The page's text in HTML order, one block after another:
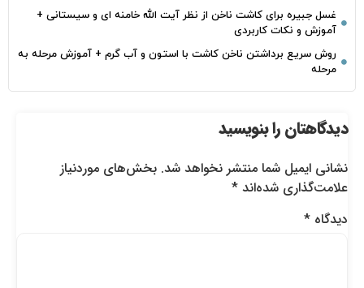
غسل جبیره برای کاشت ناخن از نظر آیت الله خامنه ای و سیستانی +
آموزش و نکات کاربردی
روش سریع برداشتن ناخن کاشت با استون و آب گرم + آموزش مرحله به
مرحله
دیدگاهتان را بنویسید
نشانی ایمیل شما منتشر نخواهد شد. بخش‌های موردنیاز
علامت‌گذاری شده‌اند*
دیدگاه*